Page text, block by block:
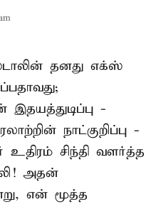
தனது எக்ஸ்
இதயத்துடிப்பு -
நாட்குறிப்பு -
சிந்தி வளர்த்த
அதன்
என் மூத்த